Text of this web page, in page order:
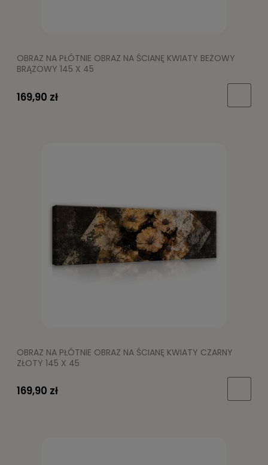
OBRAZ NA PŁÓTNIE OBRAZ NA ŚCIANĘ KWIATY BEŻOWY
BRĄZOWY 145 X 45
169,90 zł
OBRAZ NA PŁÓTNIE OBRAZ NA ŚCIANĘ KWIATY CZARNY
ZŁOTY 145 X 45
169,90 zł